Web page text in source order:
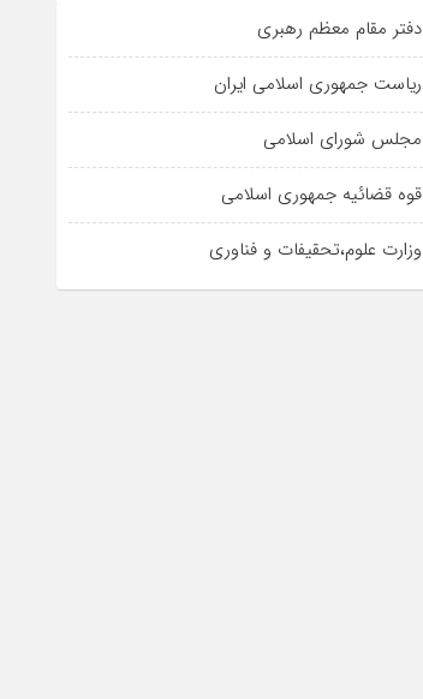
دفتر مقام معظم رهبری
ریاست جمهوری اسلامی ایران
مجلس شورای اسلامی
قوه قضائیه جمهوری اسلامی
وزارت علوم،تحقیفات و فناوری